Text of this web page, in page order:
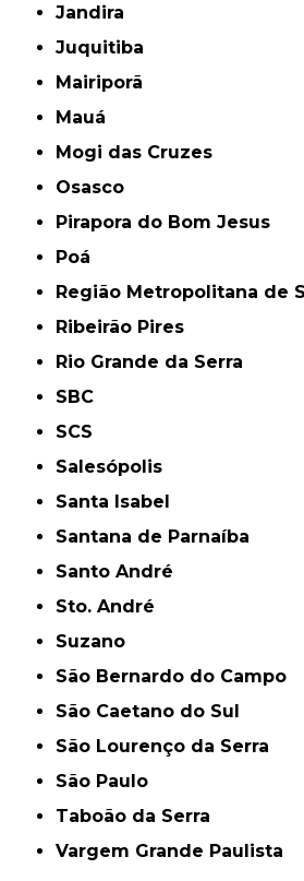
Jandira
Juquitiba
Mairiporã
Mauá
Mogi das Cruzes
Osasco
Pirapora do Bom Jesus
Poá
Região Metropolitana de
Ribeirão Pires
Rio Grande da Serra
SBC
SCS
Salesópolis
Santa Isabel
Santana de Parnaíba
Santo André
Sto. André
Suzano
São Bernardo do Campo
São Caetano do Sul
São Lourenço da Serra
São Paulo
Taboão da Serra
Vargem Grande Paulista